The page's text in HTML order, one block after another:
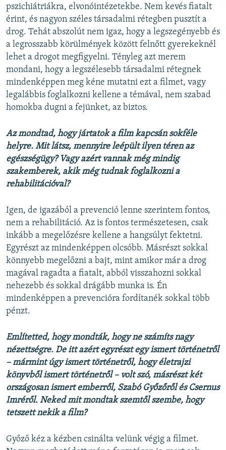
pszichiátriákra, elvonóintézetekbe. Nem kevés fiatalt
érint, és nagyon széles társadalmi rétegben pusztít a
drog. Tehát abszolút nem igaz, hogy a legszegényebb és
a legrosszabb körülmények között felnőtt gyerekeknél
lehet a drogot megfigyelni. Tényleg azt merem
mondani, hogy a legszélesebb társadalmi rétegnek
mindenképpen meg kéne mutatni ezt a filmet, vagy
legalábbis foglalkozni kellene a témával, nem szabad
homokba dugni a fejünket, az biztos.
Az mondtad, hogy jártatok a film kapcsán sokféle
helyre. Mit látsz, mennyire leépült ilyen téren az
egészségügy? Vagy azért vannak még mindig
szakemberek, akik még tudnak foglalkozni a
rehabilitációval?
Igen, de igazából a prevenció lenne szerintem fontos,
nem a rehabilitáció. Az is fontos természetesen, csak
inkább a megelőzésre kellene a hangsúlyt fektetni.
Egyrészt az mindenképpen olcsóbb. Másrészt sokkal
könnyebb megelőzni a bajt, mint amikor már a drog
magával ragadta a fiatalt, abból visszahozni sokkal
nehezebb és sokkal drágább munka is. Én
mindenképpen a prevencióra fordítanék sokkal több
pénzt.
Említetted, hogy mondták, hogy ne számíts nagy
nézettségre. De itt azért egyrészt egy ismert történetről
– mármint úgy ismert történetről, hogy életrajzi
könyvből ismert történetről – volt szó, másrészt két
országosan ismert emberről, Szabó Győzőről és Csernus
Imréről. Neked mit mondtak szemtől szembe, hogy
tetszett nekik a film?
Győző kéz a kézben csinálta velünk végig a filmet.